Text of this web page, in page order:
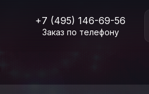
+7 (495) 146-69-56
Заказ по телефону